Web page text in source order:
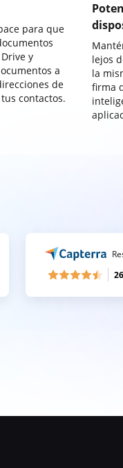
para que
y
a
de
contactos.
lejos
la
firma